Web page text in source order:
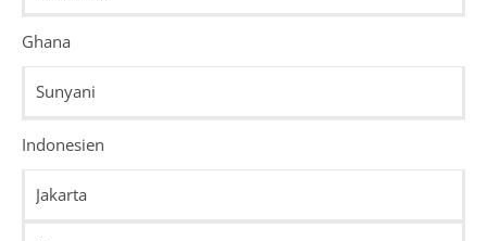
Ghana
Sunyani
Indonesien
Jakarta